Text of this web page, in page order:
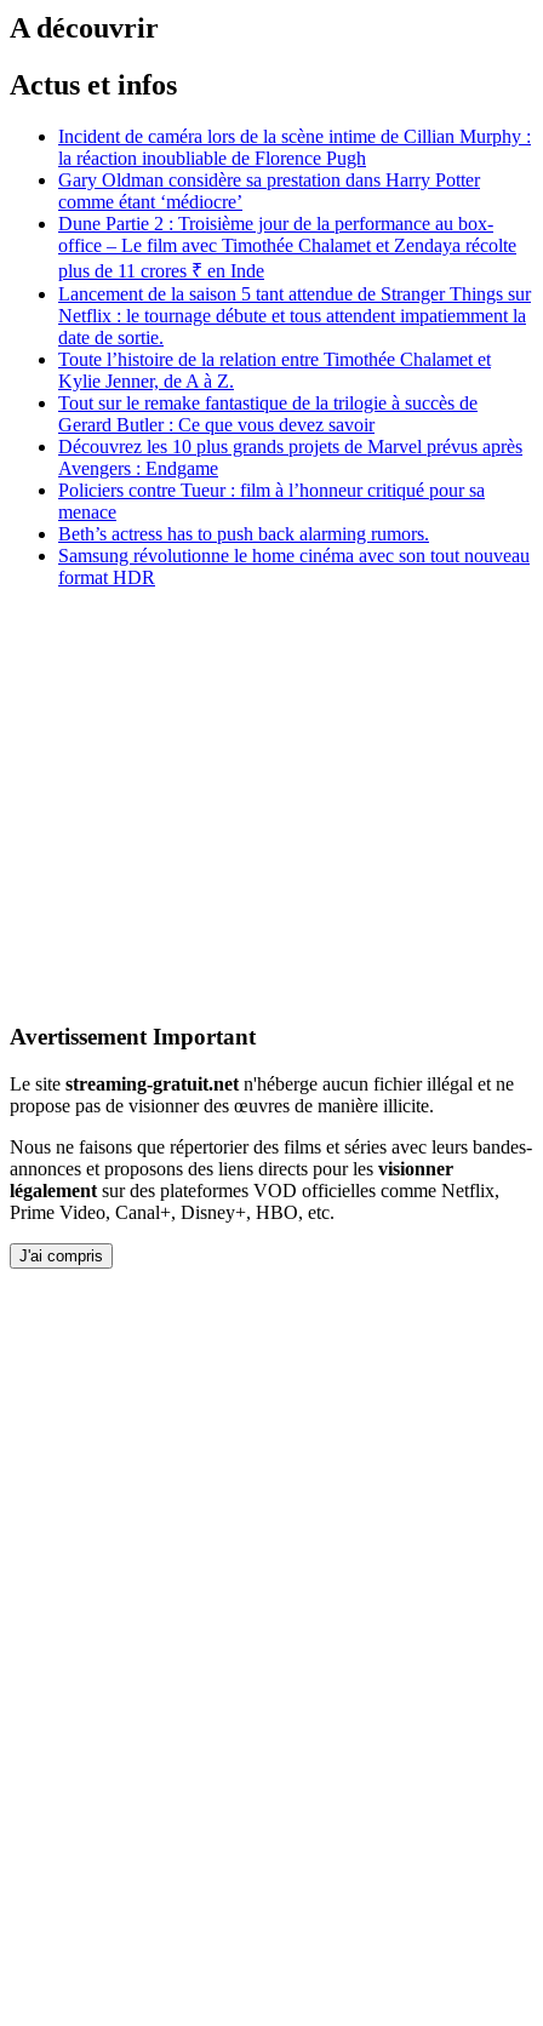
A découvrir
Actus et infos
Incident de caméra lors de la scène intime de Cillian Murphy :
la réaction inoubliable de Florence Pugh
Gary Oldman considère sa prestation dans Harry Potter
comme étant ‘médiocre’
Dune Partie 2 : Troisième jour de la performance au box-
office – Le film avec Timothée Chalamet et Zendaya récolte
plus de 11 crores ₹ en Inde
Lancement de la saison 5 tant attendue de Stranger Things sur
Netflix : le tournage débute et tous attendent impatiemment la
date de sortie.
Toute l’histoire de la relation entre Timothée Chalamet et
Kylie Jenner, de A à Z.
Tout sur le remake fantastique de la trilogie à succès de
Gerard Butler : Ce que vous devez savoir
Découvrez les 10 plus grands projets de Marvel prévus après
Avengers : Endgame
Policiers contre Tueur : film à l’honneur critiqué pour sa
menace
Beth’s actress has to push back alarming rumors.
Samsung révolutionne le home cinéma avec son tout nouveau
format HDR
Avertissement Important
Le site streaming-gratuit.net n'héberge aucun fichier illégal et ne
propose pas de visionner des œuvres de manière illicite.
Nous ne faisons que répertorier des films et séries avec leurs bandes-
annonces et proposons des liens directs pour les visionner
légalement sur des plateformes VOD officielles comme Netflix,
Prime Video, Canal+, Disney+, HBO, etc.
J'ai compris